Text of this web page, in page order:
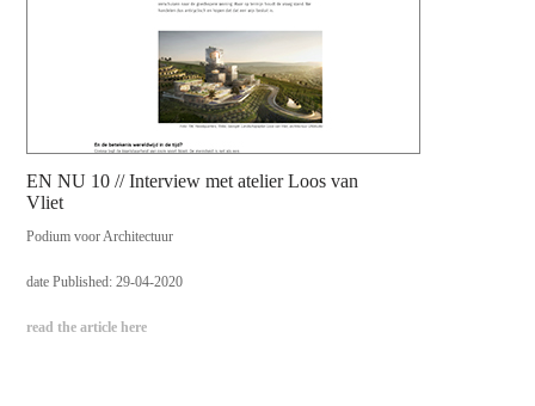
EN NU 10 // Interview met atelier Loos van
Vliet
Podium voor Architectuur
date Published: 29-04-2020
read the article here